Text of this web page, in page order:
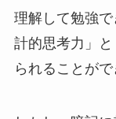
理解して勉強で
計的思考力」
と
られることがで